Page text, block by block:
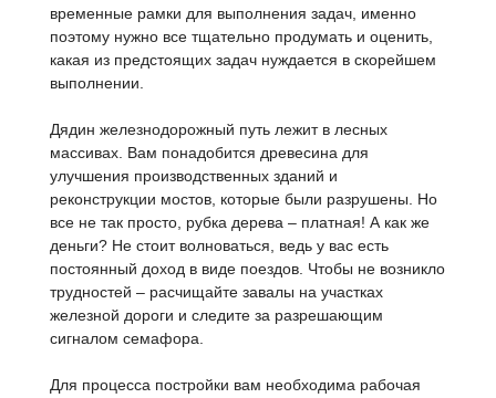
временные рамки для выполнения задач, именно
поэтому нужно все тщательно продумать и оценить,
какая из предстоящих задач нуждается в скорейшем
выполнении.
Дядин железнодорожный путь лежит в лесных
массивах. Вам понадобится древесина для
улучшения производственных зданий и
реконструкции мостов, которые были разрушены. Но
все не так просто, рубка дерева – платная! А как же
деньги? Не стоит волноваться, ведь у вас есть
постоянный доход в виде поездов. Чтобы не возникло
трудностей – расчищайте завалы на участках
железной дороги и следите за разрешающим
сигналом семафора.
Для процесса постройки вам необходима рабочая